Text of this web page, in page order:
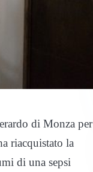
di Monza per
riacquistato la
di una sepsi